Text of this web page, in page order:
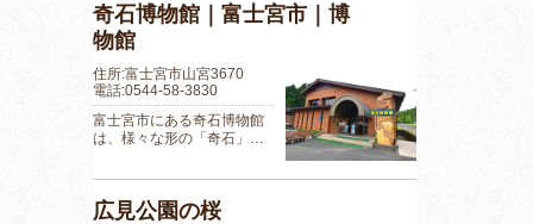
奇石博物館｜富士宮市｜博
物館
住所:富士宮市山宮3670
電話:0544-58-3830
富士宮市にある奇石博物館
は、様々な形の「奇石」…
広見公園の桜